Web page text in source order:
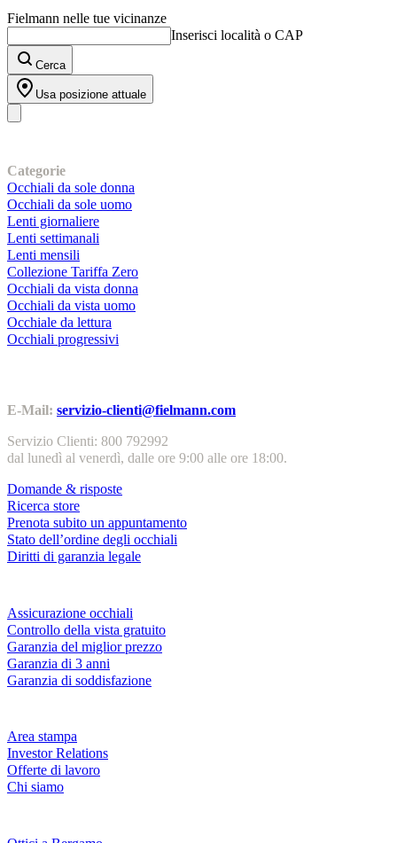
Fielmann nelle tue vicinanze
Inserisci località o CAP
Cerca
Usa posizione attuale
Categorie
Occhiali da sole donna
Occhiali da sole uomo
Lenti giornaliere
Lenti settimanali
Lenti mensili
Collezione Tariffa Zero
Occhiali da vista donna
Occhiali da vista uomo
Occhiale da lettura
Occhiali progressivi
E-Mail: servizio-clienti@fielmann.com
Servizio Clienti: 800 792992
dal lunedì al venerdì, dalle ore 9:00 alle ore 18:00.
Domande & risposte
Ricerca store
Prenota subito un appuntamento
Stato dell’ordine degli occhiali
Diritti di garanzia legale
Assicurazione occhiali
Controllo della vista gratuito
Garanzia del miglior prezzo
Garanzia di 3 anni
Garanzia di soddisfazione
Area stampa
Investor Relations
Offerte di lavoro
Chi siamo